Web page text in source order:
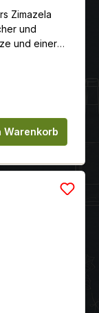
Zimazela
und
und einer
Warenkorb